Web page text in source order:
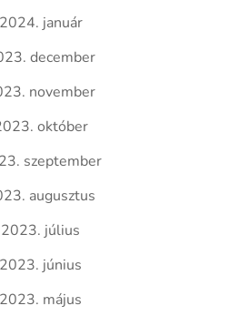
2024. január
december
november
október
szeptember
augusztus
2023. július
2023. június
2023. május